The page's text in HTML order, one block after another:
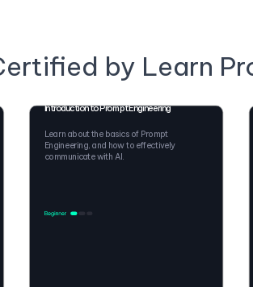
by Learn
Introduction to Prompt Engineering
Learn about the basics of Prompt
Engineering, and how to effectively
communicate with AI.